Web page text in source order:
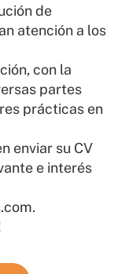
de
atención a los
con la
partes
prácticas en
enviar su CV
e interés